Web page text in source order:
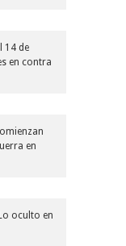
14 de
en contra
en
oculto en